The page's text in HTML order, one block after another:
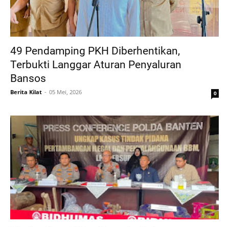
49 Pendamping PKH Diberhentikan,
Terbukti Langgar Aturan Penyaluran
Bansos
Berita Kilat 05 Mei, 2026 0